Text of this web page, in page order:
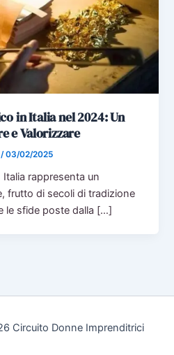
in Italia nel 2024: Un
e Valorizzare
/03/02/2025
Italia rappresenta un
frutto di secoli di tradizione
le sfide poste dalla […]
Circuito Donne Imprenditrici